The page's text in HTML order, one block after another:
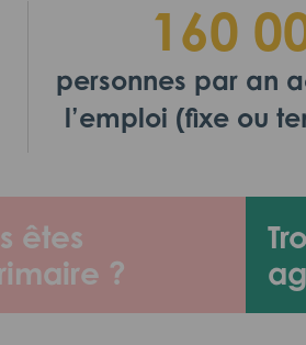
êtes
?
160
personnes par an
l’emploi (fixe ou